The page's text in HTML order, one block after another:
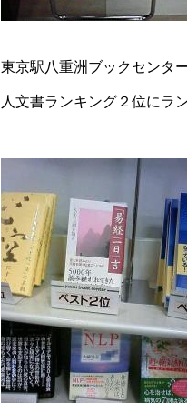
東京駅八重洲ブックセンタ
人文書ランキング２位にラ